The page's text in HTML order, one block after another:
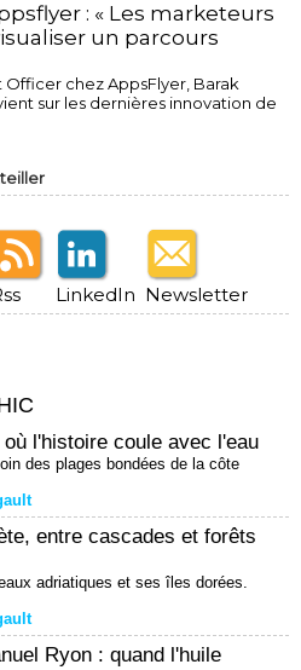
: « Les marketeurs
un parcours
Officer chez AppsFlyer, ​Barak
sur les dernières innovation de
LinkedIn Newsletter
l'histoire coule avec l'eau
des plages bondées de la côte
entre cascades et forêts
adriatiques et ses îles dorées.
Ryon : quand l'huile